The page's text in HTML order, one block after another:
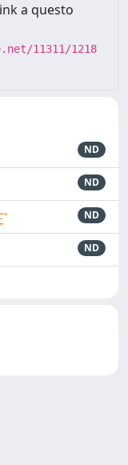
a questo
11311/1218
ND
ND
ND
ND